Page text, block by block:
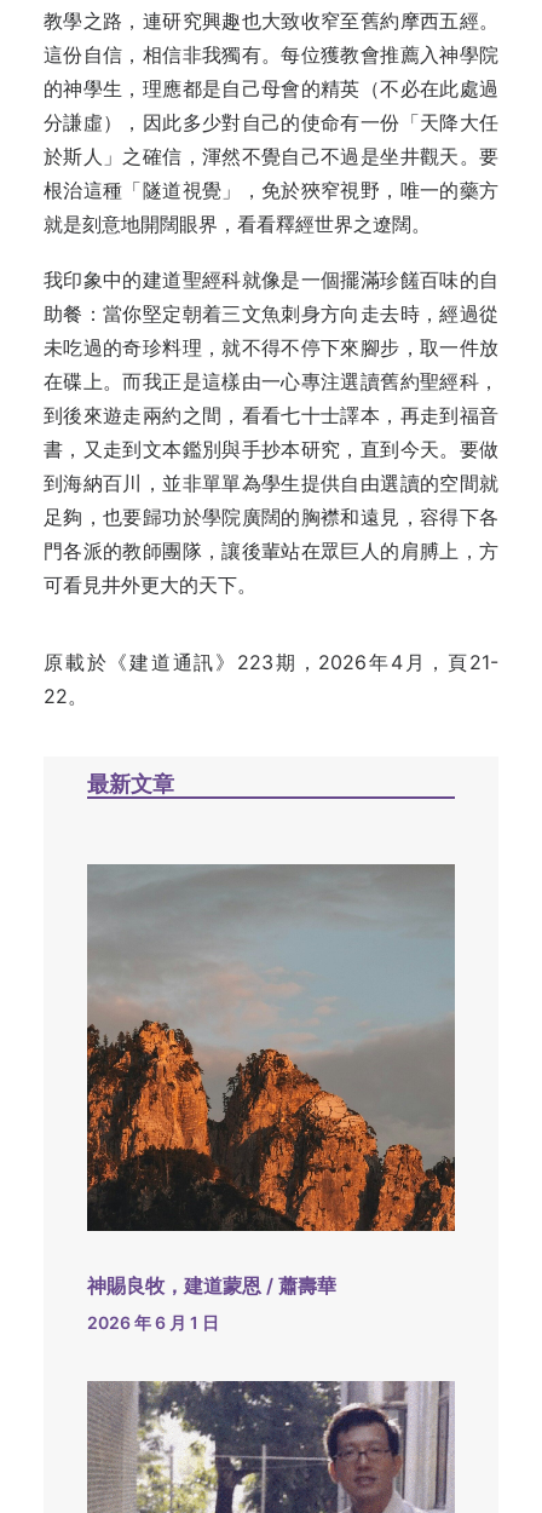
教學之路，連研究興趣也大致收窄至舊約摩西五經。
這份自信，相信非我獨有。每位獲教會推薦入神學院
的神學生，理應都是自己母會的精英（不必在此處過
分謙虛），因此多少對自己的使命有一份「天降大任
於斯人」之確信，渾然不覺自己不過是坐井觀天。要
根治這種「隧道視覺」，免於狹窄視野，唯一的藥方
就是刻意地開闊眼界，看看釋經世界之遼闊。
我印象中的建道聖經科就像是一個擺滿珍饈百味的自
助餐：當你堅定朝着三文魚刺身方向走去時，經過從
未吃過的奇珍料理，就不得不停下來腳步，取一件放
在碟上。而我正是這樣由一心專注選讀舊約聖經科，
到後來遊走兩約之間，看看七十士譯本，再走到福音
書，又走到文本鑑別與手抄本研究，直到今天。要做
到海納百川，並非單單為學生提供自由選讀的空間就
足夠，也要歸功於學院廣闊的胸襟和遠見，容得下各
門各派的教師團隊，讓後輩站在眾巨人的肩膊上，方
可看見井外更大的天下。
原載於《建道通訊》223期，2026年4月，頁21-
22。
最新文章
神賜良牧，建道蒙恩 / 蕭壽華
2026 年 6 月 1 日